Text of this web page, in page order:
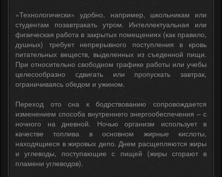
«Технологически» удобно, например, школьникам или
студентам позавтракать утром. Интеллектуальная или
физическая работа в закрытых помещениях (как правило,
душных) требует непрерывного поступления в кровь
питательных веществ, выделенных из съеденной пищи.
При относительно свободном графике работы или учебы
целесообразно сдвигать или пропускать завтрак,
ограничиваясь обедом и ужином.
Переход ото сна к бодрствованию сопровождается
изменением способа внутреннего энергообеспечения – с
ночного на дневной. Ночью организм использует в
качестве топлива в основном жирные кислоты,
находящиеся в жировых депо. Днем расщепляются жиры
и углеводы, поступающие с пищей (жиры сгорают в
пламени углеводов).